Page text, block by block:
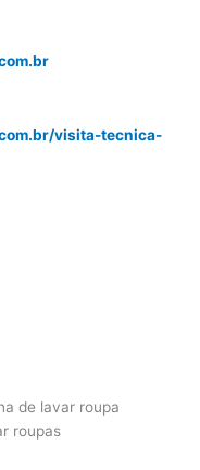
visita-tecnica-
de lavar roupa
roupas